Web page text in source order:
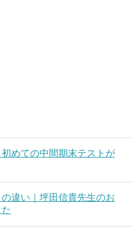
めての中間期末テストが
違い｜坪田信貴先生のお